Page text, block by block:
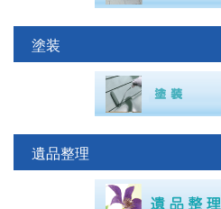
塗装
遺品整理